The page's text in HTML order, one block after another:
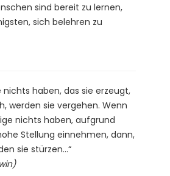
sind bereit zu lernen,
sich belehren zu
nichts haben, das sie erzeugt,
werden sie vergehen. Wenn
nichts haben, aufgrund
Stellung einnehmen, dann,
sie stürzen…“